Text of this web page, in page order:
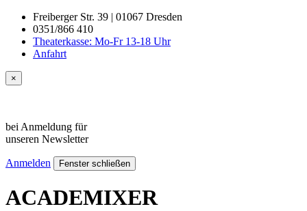
Freiberger Str. 39 | 01067 Dresden
0351/866 410
Theaterkasse: Mo-Fr 13-18 Uhr
Anfahrt
×
bei Anmeldung für
unseren Newsletter
Anmelden Fenster schließen
ACADEMIXER